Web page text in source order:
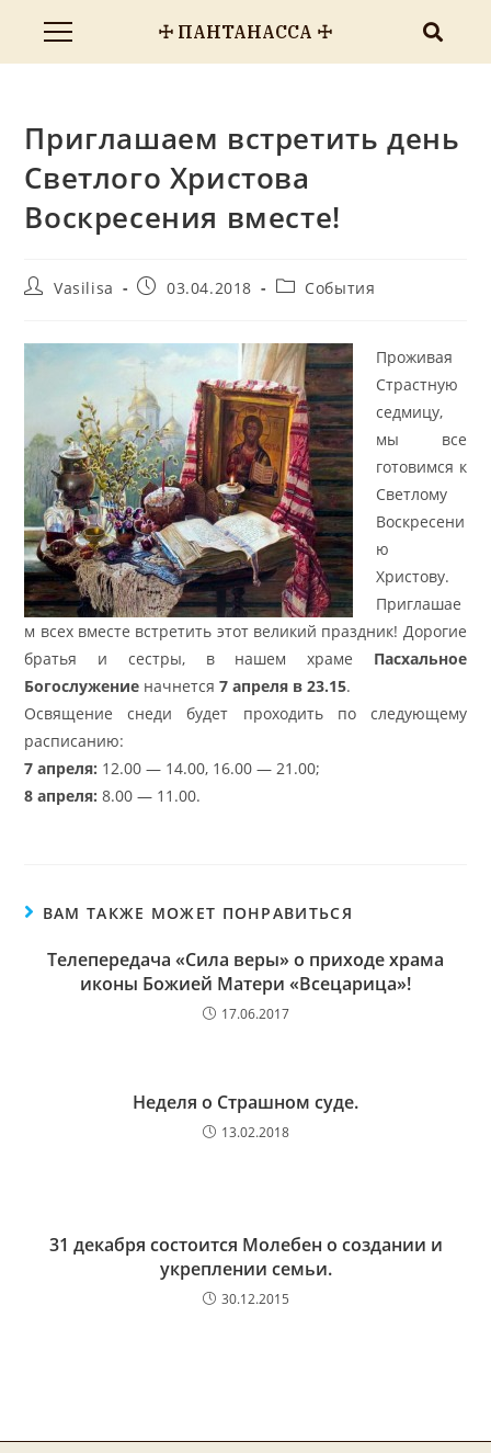
☩ ПАНТАНАССА ☩
Приглашаем встретить день
Светлого Христова
Воскресения вместе!
Vasilisa 03.04.2018 События
Проживая
Страстную
седмицу,
мы все
готовимся к
Светлому
Воскресени
ю
Христову.
Приглашае
м всех вместе встретить этот великий праздник! Дорогие
братья и сестры, в нашем храме Пасхальное
Богослужение начнется 7 апреля в 23.15.
Освящение снеди будет проходить по следующему
расписанию:
7 апреля: 12.00 — 14.00, 16.00 — 21.00;
8 апреля:8.00 — 11.00.
ВАМ ТАКЖЕ МОЖЕТ ПОНРАВИТЬСЯ
Телепередача «Сила веры» о приходе храма
иконы Божией Матери «Всецарица»!
17.06.2017
Неделя о Страшном суде.
13.02.2018
31 декабря состоится Молебен о создании и
укреплении семьи.
30.12.2015